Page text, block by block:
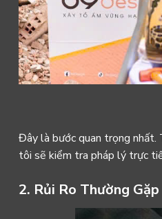
Đây là bước quan trọng nhất.
tôi sẽ kiểm tra pháp lý trực
2. Rủi Ro Thường